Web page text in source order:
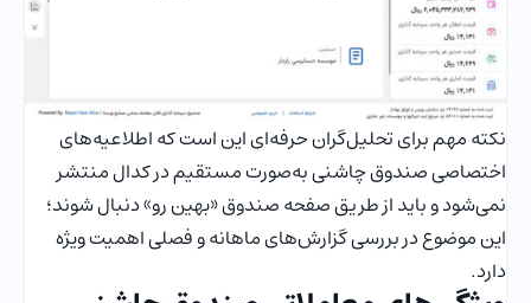
نکته مهم برای تحلیل‌گران حرفه‌ای این است که اطلاعیه‌های
اختصاصی صندوق چاشنی به‌صورت مستقیم در کدال منتشر
نمی‌شود و باید از طریق صفحه صندوق «بهین رو» دنبال شوند؛
این موضوع در بررسی گزارش‌های ماهانه و فصلی اهمیت ویژه
دارد.